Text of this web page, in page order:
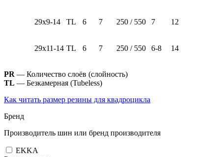
29х9-14 TL 6 7 250 / 550 7 12
29х11-14 TL 6 7 250 / 550 6-8 14
PR — Количество слоёв (слойность)
TL — Безкамерная (Tubeless)
Как читать размер резины для квадроцикла
Бренд
Производитель шин или бренд производителя
EKKA